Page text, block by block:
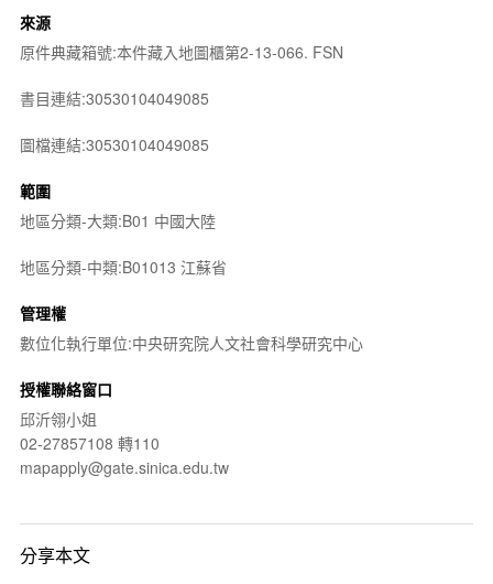
來源
原件典藏箱號:本件藏入地圖櫃第2-13-066. FSN
書目連結:30530104049085
圖檔連結:30530104049085
範圍
地區分類-大類:B01 中國大陸
地區分類-中類:B01013 江蘇省
管理權
數位化執行單位:中央研究院人文社會科學研究中心
授權聯絡窗口
邱沂翎小姐
02-27857108 轉110
mapapply@gate.sinica.edu.tw
分享本文